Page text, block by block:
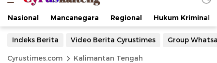
Nasional Mancanegara Regional Hukum Kriminal
Indeks Berita Video Berita Cyrustimes Group
Cyrustimes.com Kalimantan Tengah